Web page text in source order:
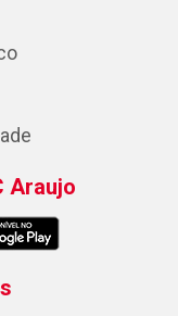
Araujo